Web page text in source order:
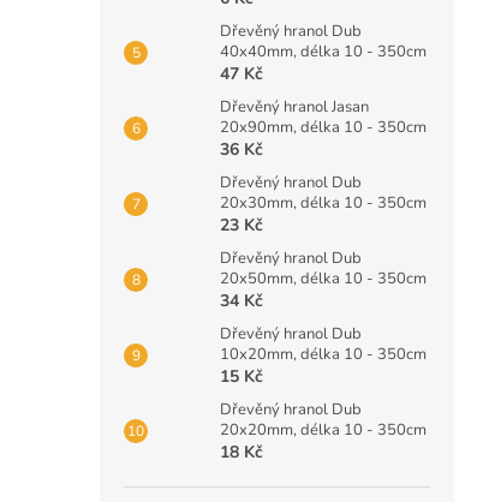
Dřevěný hranol Dub
40x40mm, délka 10 - 350cm
47 Kč
Dřevěný hranol Jasan
20x90mm, délka 10 - 350cm
36 Kč
Dřevěný hranol Dub
20x30mm, délka 10 - 350cm
23 Kč
Dřevěný hranol Dub
20x50mm, délka 10 - 350cm
34 Kč
Dřevěný hranol Dub
10x20mm, délka 10 - 350cm
15 Kč
Dřevěný hranol Dub
20x20mm, délka 10 - 350cm
18 Kč